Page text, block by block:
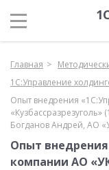
Главная
1С:Управление
Опыт внедрения
«Кузбассразрезуголь»
Богданов Андрей, АО
Опыт
компании АО